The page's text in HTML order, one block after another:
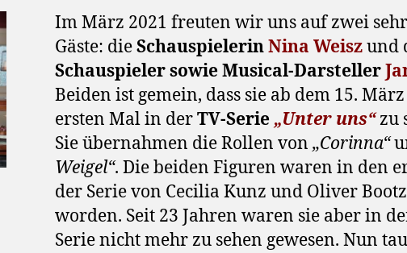
Im März 2021 freuten wir uns auf zwei
Gäste: dieSchauspielerinNina Weiszund
Schauspieler sowie Musical-Darsteller
Beiden ist gemein, dass sie ab dem 15.
ersten Mal in derTV-Serie „Unter uns“zu
Sie übernahmen die Rollen von „Corinna“
Weigel“. Die beiden Figuren waren in den
der Serie von Cecilia Kunz und Oliver
worden. Seit 23 Jahren waren sie aber in
Serie nicht mehr zu sehen gewesen. Nun